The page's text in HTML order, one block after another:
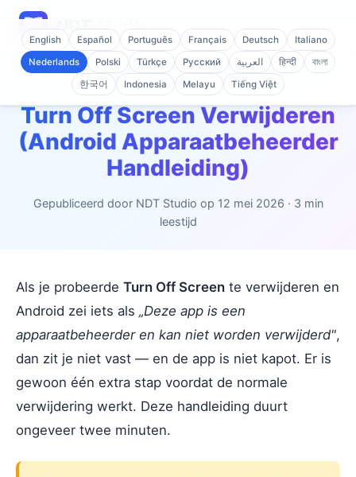
Home/Blog/Turn Off Screen verwijderen
Turn Off Screen Verwijderen
(Android Apparaatbeheerder
Handleiding)
Gepubliceerd door NDT Studio op 12 mei 2026 · 3 min
leestijd
English Español Português Français Deutsch
Italiano
Nederlands
Polski Türkçe Русский العربية हिन्दी
বাংলা
한국어
Indonesia Melayu Tiếng Việt
Als je probeerde Turn Off Screen te verwijderen en
Android zei iets als „Deze app is een
apparaatbeheerder en kan niet worden verwijderd",
dan zit je niet vast — en de app is niet kapot. Er is
gewoon één extra stap voordat de normale
verwijdering werkt. Deze handleiding duurt
ongeveer twee minuten.